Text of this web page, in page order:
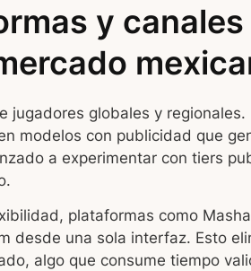
y canales
jugadores globales y regionales.
modelos con publicidad que
a experimentar con tiers
plataformas como
desde una sola interfaz. Esto
algo que consume tiempo